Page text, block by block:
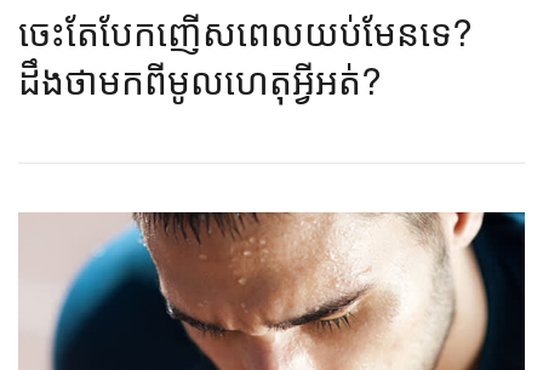
ចេះតែបែកញើសពេលយប់មែនទេ?
ដឹងថាមកពីមូលហេតុអ្វីអត់?​